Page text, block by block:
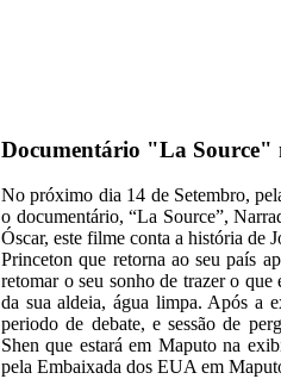
Documentário "La Source"
No próximo dia 14 de Setembro,
o documentário, “La Source”,
Óscar, este filme conta a história de
Princeton que retorna ao seu país
retomar o seu sonho de trazer o
da sua aldeia, água limpa. Após a
periodo de debate, e sessão de
Shen que estará em Maputo na
pela Embaixada dos EUA em